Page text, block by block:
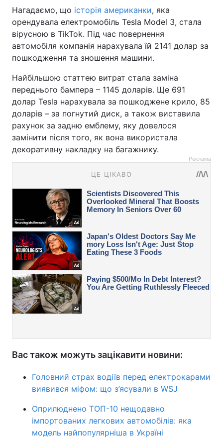
Нагадаємо, що історія американки, яка
орендувала електромобіль Tesla Model 3, стала
вірусною в TikTok. Під час повернення
автомобіля компанія нарахувала їй 2141 долар за
пошкодження та зношення машини.
Найбільшою статтею витрат стала заміна
переднього бампера – 1145 доларів. Ще 691
долар Tesla нарахувала за пошкоджене крило, 85
доларів – за погнутий диск, а також виставила
рахунок за задню емблему, яку довелося
замінити після того, як вона використала
декоративну накладку на багажнику.
Реклама
Вас також можуть зацікавити новини:
Головний страх водіїв перед електрокарами
виявився міфом: що з’ясували в WSJ
Оприлюднено ТОП-10 нещодавно
імпортованих легкових автомобілів: яка
модель найпопулярніша в Україні